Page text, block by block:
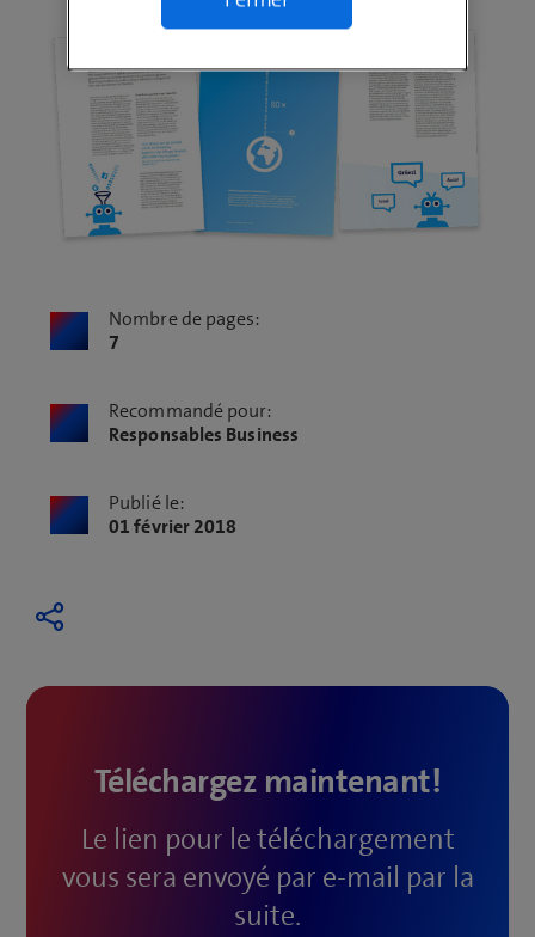
Nombre de pages:
7
Recommandé pour:
Responsables Business
Publié le:
01 février 2018
Téléchargez maintenant!
Le lien pour le téléchargement
vous sera envoyé par e-mail par la
suite.